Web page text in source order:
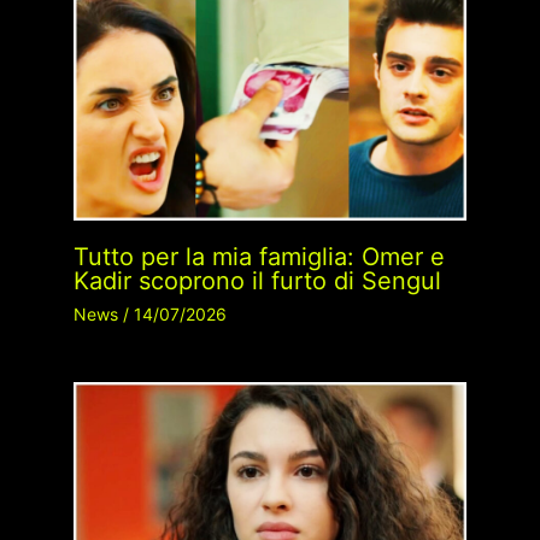
Tutto per la mia famiglia: Omer e
Kadir scoprono il furto di Sengul
News/ 14/07/2026